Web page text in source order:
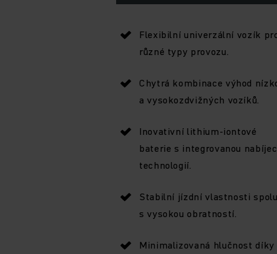
Flexibilní univerzální vozík
různé typy provozu.
Chytrá kombinace výhod
a vysokozdvižných vozíků.
Inovativní lithium-iontové
baterie s integrovanou
technologií.
Stabilní jízdní vlastnosti spolu
s vysokou obratností.
Minimalizovaná hlučnost díky